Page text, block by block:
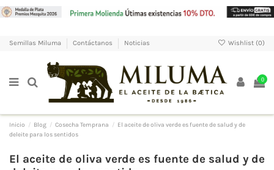
Semillas Miluma Contáctanos Noticias Wishlist (0)
0
Inicio Blog Cosecha Temprana
El aceite de oliva verde es fuente de salud y de
deleite para los sentidos
El aceite de oliva verde es fuente de salud y de